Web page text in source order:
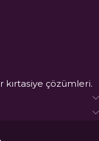
kırtasiye çözümleri.